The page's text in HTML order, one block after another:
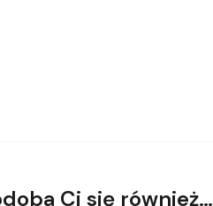
Ci się również…